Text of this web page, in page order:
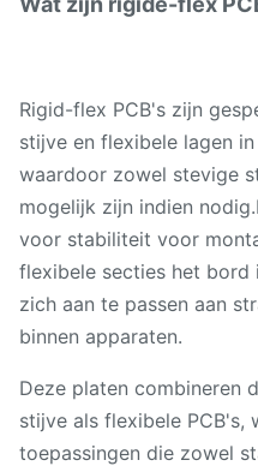
Rigid-flex PCB's zijn
stijve en flexibele lagen
waardoor zowel stevige
mogelijk zijn indien
voor stabiliteit voor
flexibele secties het bord
zich aan te passen aan
binnen apparaten.
Deze platen combineren
stijve als flexibele
toepassingen die zowel